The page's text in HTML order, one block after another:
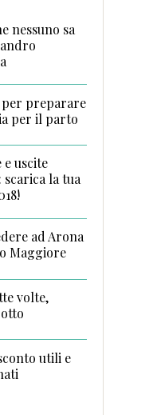
per iniziare
Prepariamoci
tutto
nessuno sa
preparare
per il parto
uscite
scarica la tua
ad Arona
Maggiore
volte,
utili e